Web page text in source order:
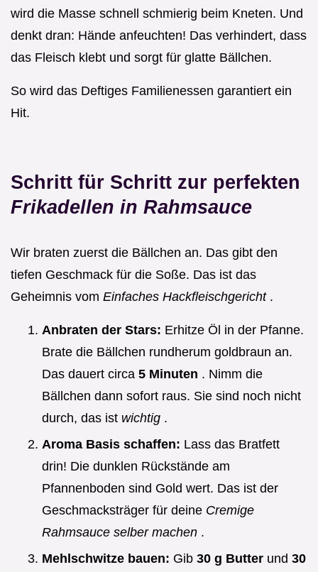
wird die Masse schnell schmierig beim Kneten. Und
denkt dran: Hände anfeuchten! Das verhindert, dass
das Fleisch klebt und sorgt für glatte Bällchen.
So wird das Deftiges Familienessen garantiert ein
Hit.
Schritt für Schritt zur perfekten
Frikadellen in Rahmsauce
Wir braten zuerst die Bällchen an. Das gibt den
tiefen Geschmack für die Soße. Das ist das
Geheimnis vom Einfaches Hackfleischgericht .
Anbraten der Stars: Erhitze Öl in der Pfanne.
Brate die Bällchen rundherum goldbraun an.
Das dauert circa 5 Minuten . Nimm die
Bällchen dann sofort raus. Sie sind noch nicht
durch, das ist wichtig .
Aroma Basis schaffen: Lass das Bratfett
drin! Die dunklen Rückstände am
Pfannenboden sind Gold wert. Das ist der
Geschmacksträger für deine Cremige
Rahmsauce selber machen .
Mehlschwitze bauen: Gib 30 g Butter und 30